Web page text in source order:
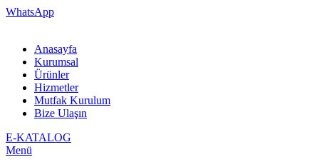
WhatsApp
Anasayfa
Kurumsal
Ürünler
Hizmetler
Mutfak Kurulum
Bize Ulaşın
E-KATALOG
Menü